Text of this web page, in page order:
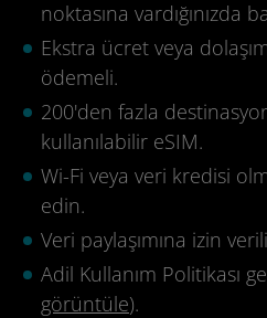
noktasına vardığınızda
Ekstra ücret veya
ödemeli.
200'den fazla
kullanılabilir eSIM.
Wi-Fi veya veri kredisi
edin.
Veri paylaşımına izin
Adil Kullanım Politikası
görüntüle).